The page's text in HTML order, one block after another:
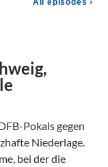
Pokals gegen
Niederlage.
bei der die